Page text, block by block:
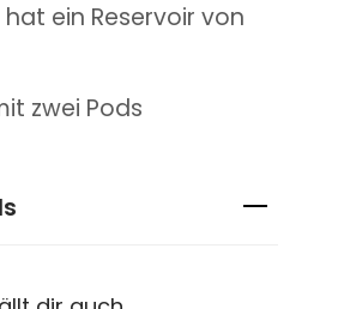
ein Reservoir von
zwei Pods